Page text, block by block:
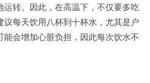
运转。因此，在高温下，不仅要多吃
每天饮用八杯到十杯水，尤其是户
会增加心脏负担，因此每次饮水不